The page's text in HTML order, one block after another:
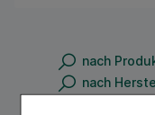
nach
nach